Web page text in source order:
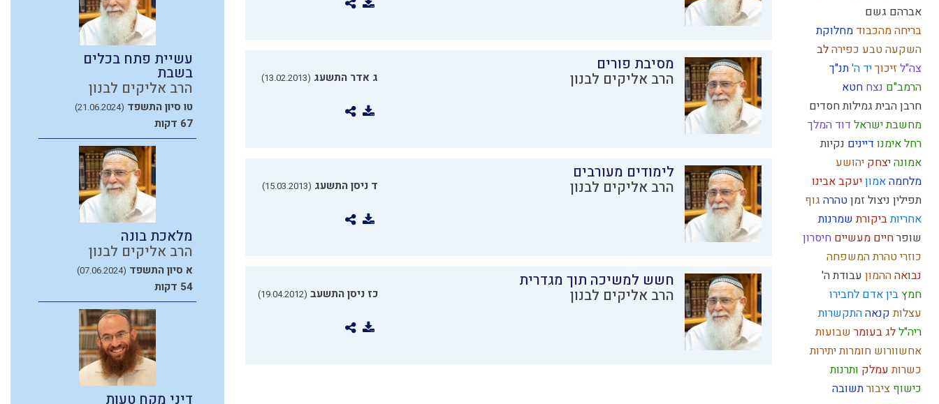
אברהם גשם
בריחה מהכבוד מחלוקת
השקעהטבע כפירהלב
צה"ל זיכוךיד ה'תנ"ך
הרמב"ם נצח חטא
חרבן הביתגמילות חסדים
מחשבת ישראל דוד המלך
רחל אימנו דיינים נקיות
אמונהיצחק יהושע
מלחמהאמוןיעקב אבינו
תפילין ניצול זמןטהרה גוף
אחריותביקורתשמרנות
שופרחיים מעשיים חיסרון
כוזריטהרת המשפחה
נבואהההמון עבודת ה'
חמץבין אדם לחבירו
עצלותקנאההתקשרות
ריה"ללג בעומר שבועות
אחשוורוש חומרות יתירות
כשרותעמלק ותרנות
כישוף ציבורתשובה
מסיבת פורים
הרב אליקים לבנון ג אדר התשעג (13.02.2013)
לימודים מעורבים
הרב אליקים לבנון ד ניסן התשעג (15.03.2013)
חשש למשיכה תוך מגדרית
הרב אליקים לבנון כז ניסן התשעב (19.04.2012)
עשיית פתח בכלים
בשבת
הרב אליקים לבנון
טו סיון התשפד (21.06.2024)
67 דקות
מלאכת בונה
הרב אליקים לבנון
א סיון התשפד (07.06.2024)
54 דקות
דיני מקח טעות